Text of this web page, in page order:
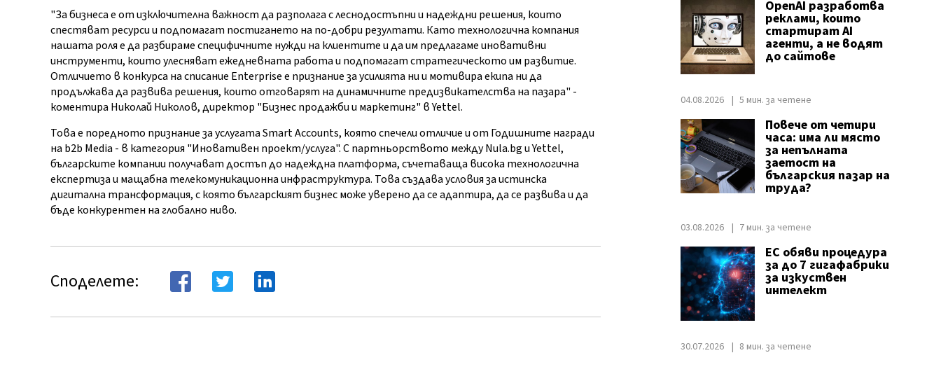
"За бизнеса е от изключителна важност да разполага с леснодостъпни и надеждни решения, които
спестяват ресурси и подпомагат постигането на по-добри резултати. Като технологична компания
нашата роля е да разбираме специфичните нужди на клиентите и да им предлагаме иновативни
инструменти, които улесняват ежедневната работа и подпомагат стратегическото им развитие.
Отличието в конкурса на списание Enterprise е признание за усилията ни и мотивира екипа ни да
продължава да развива решения, които отговарят на динамичните предизвикателства на пазара" -
коментира Николай Николов, директор "Бизнес продажби и маркетинг" в Yettel.
Това е поредното признание за услугата Smart Accounts, която спечели отличие и от Годишните награди
на b2b Мedia - в категория "Иновативен проект/услуга". С партньорството между Nula.bg и Yettel,
българските компании получават достъп до надеждна платформа, съчетаваща висока технологична
експертиза и мащабна телекомуникационна инфраструктура. Това създава условия за истинска
дигитална трансформация, с която българският бизнес може уверено да се адаптира, да се развива и да
бъде конкурентен на глобално ниво.
Споделете:
OpenAI разработва
реклами, които
стартират AI
агенти, а не водят
до сайтове
04.08.2026 5 мин. за четене
Повече от четири
часа: има ли място
за непълната
заетост на
българския пазар на
труда?
03.08.2026 7 мин. за четене
ЕС обяви процедура
за до 7 гигафабрики
за изкуствен
интелект
30.07.2026 8 мин. за четене